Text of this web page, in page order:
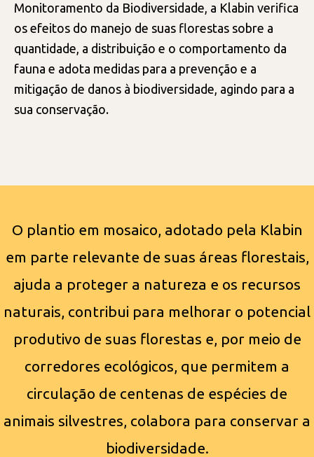
Monitoramento da Biodiversidade, a Klabin verifica
os efeitos do manejo de suas florestas sobre a
quantidade, a distribuição e o comportamento da
fauna e adota medidas para a prevenção e a
mitigação de danos à biodiversidade, agindo para a
sua conservação.
O plantio em mosaico, adotado pela Klabin
em parte relevante de suas áreas florestais,
ajuda a proteger a natureza e os recursos
naturais, contribui para melhorar o potencial
produtivo de suas florestas e, por meio de
corredores ecológicos, que permitem a
circulação de centenas de espécies de
animais silvestres, colabora para conservar a
biodiversidade.